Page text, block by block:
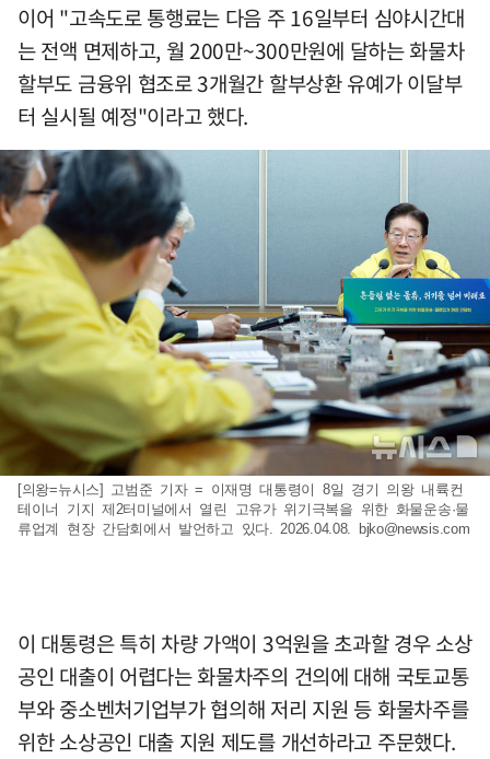
이어 "고속도로 통행료는 다음 주 16일부터 심야시간대
는 전액 면제하고, 월 200만~300만원에 달하는 화물차
할부도 금융위 협조로 3개월간 할부상환 유예가 이달부
터 실시될 예정"이라고 했다.
[의왕=뉴시스] 고범준 기자 = 이재명 대통령이 8일 경기 의왕 내륙컨
테이너 기지 제2터미널에서 열린 고유가 위기극복을 위한 화물운송·물
류업계 현장 간담회에서 발언하고 있다. 2026.04.08.
bjko@newsis.com
이 대통령은 특히 차량 가액이 3억원을 초과할 경우 소상
공인 대출이 어렵다는 화물차주의 건의에 대해 국토교통
부와 중소벤처기업부가 협의해 저리 지원 등 화물차주를
위한 소상공인 대출 지원 제도를 개선하라고 주문했다.